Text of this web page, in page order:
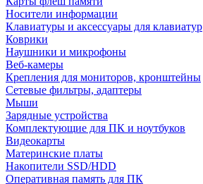
Носители информации
Клавиатуры и аксессуары для клавиатур
Коврики
Наушники и микрофоны
Веб-камеры
Крепления для мониторов, кронштейны
Сетевые фильтры, адаптеры
Мыши
Зарядные устройства
Комплектующие для ПК и ноутбуков
Видеокарты
Материнские платы
Накопители SSD/HDD
Оперативная память для ПК